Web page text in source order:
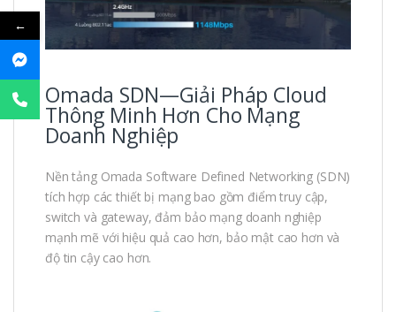
Omada SDN—Giải Pháp Cloud
Thông Minh Hơn Cho Mạng
Doanh Nghiệp
Nền tảng Omada Software Defined Networking (SDN)
tích hợp các thiết bị mạng bao gồm điểm truy cập,
switch và gateway, đảm bảo mạng doanh nghiệp
mạnh mẽ với hiệu quả cao hơn, bảo mật cao hơn và
độ tin cậy cao hơn.
←